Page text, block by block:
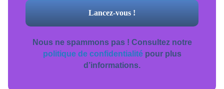
Nous ne spammons pas ! Consultez notre
politique de confidentialitépour plus
d’informations.